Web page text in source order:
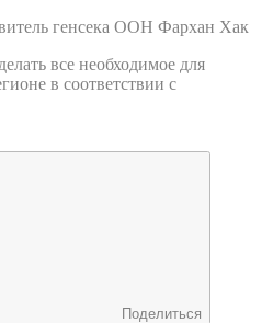
генсека ООН Фархан Хак
все необходимое для
в соответствии с
Поделиться